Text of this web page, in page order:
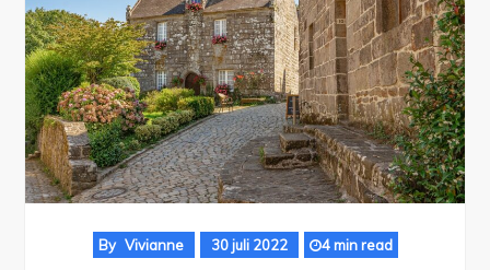
By Vivianne 30 juli 2022 4 min read